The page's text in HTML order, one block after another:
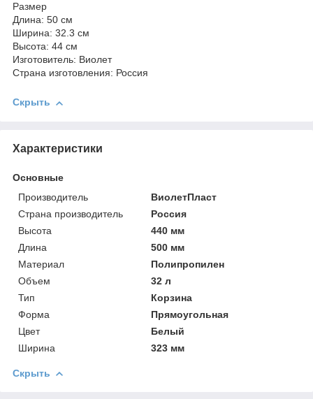
Размер
Длина: 50 см
Ширина: 32.3 см
Высота: 44 см
Изготовитель: Виолет
Страна изготовления: Россия
Скрыть
Характеристики
Основные
Производитель
ВиолетПласт
Страна производитель
Россия
Высота
440 мм
Длина
500 мм
Материал
Полипропилен
Объем
32 л
Тип
Корзина
Форма
Прямоугольная
Цвет
Белый
Ширина
323 мм
Скрыть